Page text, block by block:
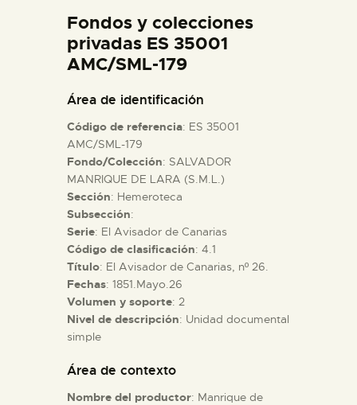
ESPAÑOL
PREPARAR LA VISITA
█
EL MUSEO
COLECCIONES
DIDÁCTICA
Fondos y colecciones
privadas ES 35001
AMC/SML-179
Área de identificación
Código de referencia: ES 35001
AMC/SML-179
Fondo/Colección: SALVADOR
MANRIQUE DE LARA (S.M.L.)
Sección: Hemeroteca
Subsección:
Serie: El Avisador de Canarias
Código de clasificación: 4.1
Título: El Avisador de Canarias, nº 26.
Fechas: 1851.Mayo.26
Volumen y soporte: 2
Nivel de descripción: Unidad documental
simple
Área de contexto
Nombre del productor: Manrique de